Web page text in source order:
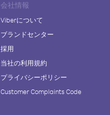
会社情報
Viberについて
ブランドセンター
採用
当社の利用規約
プライバシーポリシー
Customer Complaints Code